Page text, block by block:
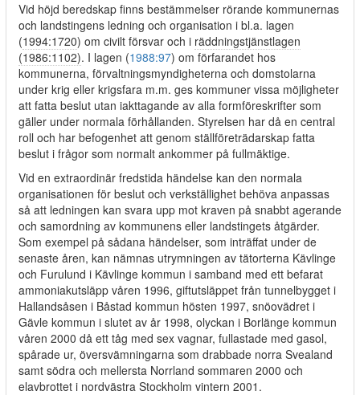
Vid höjd beredskap finns bestämmelser rörande kommunernas
och landstingens ledning och organisation i bl.a. lagen
(1994:1720) om civilt försvar och i räddningstjänstlagen
(1986:1102). I lagen (1988:97) om förfarandet hos
kommunerna, förvaltningsmyndigheterna och domstolarna
under krig eller krigsfara m.m. ges kommuner vissa möjligheter
att fatta beslut utan iakttagande av alla formföreskrifter som
gäller under normala förhållanden. Styrelsen har då en central
roll och har befogenhet att genom ställföreträdarskap fatta
beslut i frågor som normalt ankommer på fullmäktige.
Vid en extraordinär fredstida händelse kan den normala
organisationen för beslut och verkställighet behöva anpassas
så att ledningen kan svara upp mot kraven på snabbt agerande
och samordning av kommunens eller landstingets åtgärder.
Som exempel på sådana händelser, som inträffat under de
senaste åren, kan nämnas utrymningen av tätorterna Kävlinge
och Furulund i Kävlinge kommun i samband med ett befarat
ammoniakutsläpp våren 1996, giftutsläppet från tunnelbygget i
Hallandsåsen i Båstad kommun hösten 1997, snöovädret i
Gävle kommun i slutet av år 1998, olyckan i Borlänge kommun
våren 2000 då ett tåg med sex vagnar, fullastade med gasol,
spårade ur, översvämningarna som drabbade norra Svealand
samt södra och mellersta Norrland sommaren 2000 och
elavbrottet i nordvästra Stockholm vintern 2001.